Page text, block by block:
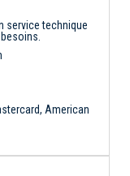
service technique
American